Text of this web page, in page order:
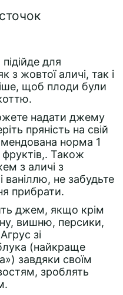
для
з жовтої аличі, так і
щоб плоди були
надати джему
пряність на свій
норма 1
фруктів,. Також
з аличі з
не забудьте
прибрати.
джем, якщо крім
вишню, персики,
зі
(найкраще
завдяки своїм
зроблять